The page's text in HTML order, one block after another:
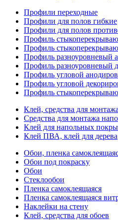
Профили переходные
Профили для полов гибкие
Профили для полов
Профиль
Профиль
Профиль разноуровневый
Профиль разноуровневый
Профиль угловой
Профиль угловой
Профиль
Клей, средства для
Средства для монтажа
Клей для напольных
Клей ПВА, клей для дерева
Обои, пленка
Обои под покраску
Обои
Стеклообои
Пленка самоклеящаяся
Пленка самоклеящаяся
Наклейки на стену
Клей, средства для обоев